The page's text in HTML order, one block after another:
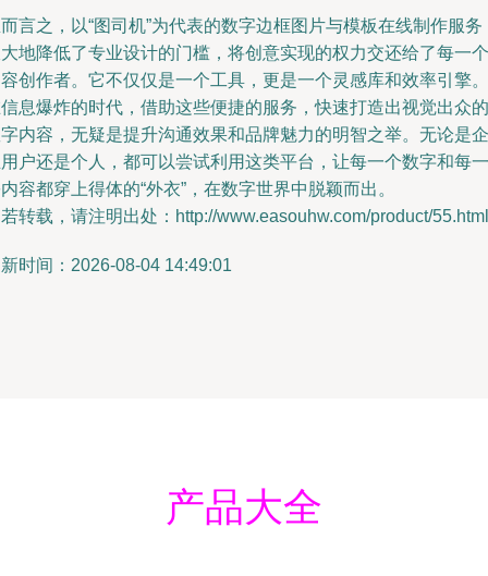
言之，以“图司机”为代表的数字边框图片与模板在线制作服务
地降低了专业设计的门槛，将创意实现的权力交还给了每一个
创作者。它不仅仅是一个工具，更是一个灵感库和效率引擎。
息爆炸的时代，借助这些便捷的服务，快速打造出视觉出众的
内容，无疑是提升沟通效果和品牌魅力的明智之举。无论是企
户还是个人，都可以尝试利用这类平台，让每一个数字和每一
容都穿上得体的“外衣”，在数字世界中脱颖而出。
转载，请注明出处：http://www.easouhw.com/product/55.html
时间：2026-08-04 14:49:01
产品大全